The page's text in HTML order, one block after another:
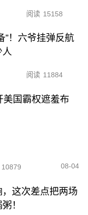
阅读 15158
”！六爷挂弹反航
人
阅读 11884
美国霸权遮羞布
10879 08-04
这次差点把两场
！